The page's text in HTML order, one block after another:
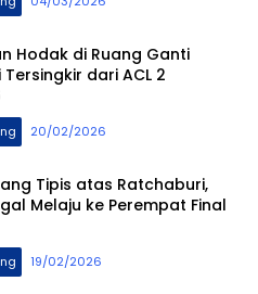
Hodak di Ruang Ganti
Tersingkir dari ACL 2
20/02/2026
Tipis atas Ratchaburi,
Melaju ke Perempat Final
19/02/2026